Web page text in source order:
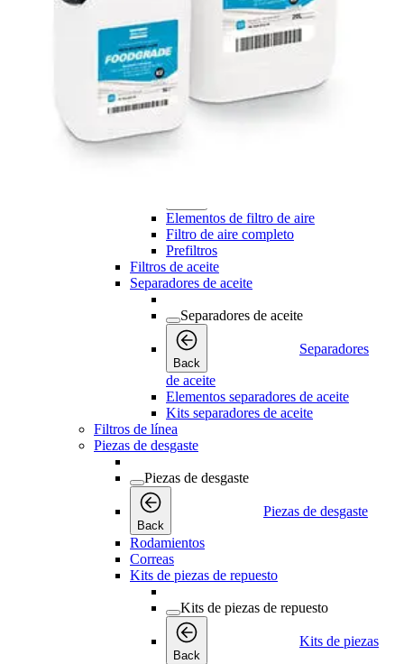
mantenimiento
Kits de filtros de aire y aceite
Kits de servicio
Kits desecantes
Kits de refrigeración
Kits para secadores
Elementos de filtro de aire
Filtro de aire completo
Prefiltros
Filtros de aceite
Separadores de aceite
Separadores de aceite
Back
Separadores
de aceite
Elementos separadores de aceite
Kits separadores de aceite
Filtros de línea
Piezas de desgaste
Piezas de desgaste
Back
Piezas de desgaste
Rodamientos
Correas
Kits de piezas de repuesto
Kits de piezas de repuesto
Back
Kits de piezas